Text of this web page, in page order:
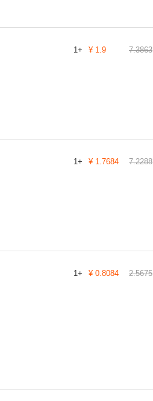
1+ ¥ 1.9 7.3863
1+ ¥ 1.7684 7.2288
1+ ¥ 0.8084 2.5675